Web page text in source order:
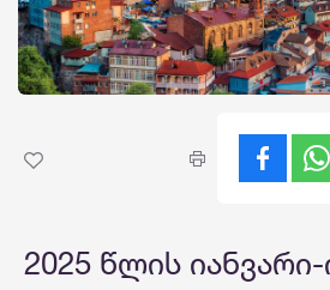
2025 წლის იანვარი-